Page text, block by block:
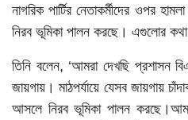
নাগরিক পার্টির নেতাকর্মীদের ওপর
নিরব ভূমিকা পালন করছে। এগুলোর
তিনি বলেন, ‘আমরা দেখছি প্রশাসন
জায়গায়। মাঠপর্যায়ে যেসব জায়গায়
আসলে নিরব ভূমিকা পালন